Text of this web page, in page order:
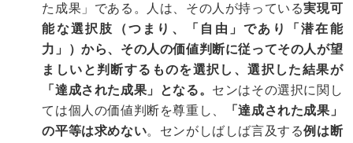
た成果」である。人は、その人が持っている実現可
能な選択肢（つまり、「自由」であり「潜在能
力」）から、その人の価値判断に従ってその人が望
ましいと判断するものを選択し、選択した結果が
「達成された成果」となる。 センはその選択に関し
ては個人の価値判断を尊重し、
「達成された成果」
の平等は求めない。センがしばしば言及する例は断